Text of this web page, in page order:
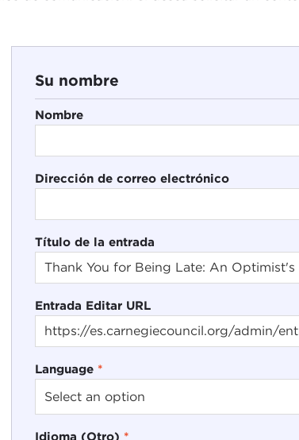
Su nombre
Nombre
Dirección de correo electrónico
Título de la entrada
Entrada Editar URL
Language *
Idioma (Otro) *